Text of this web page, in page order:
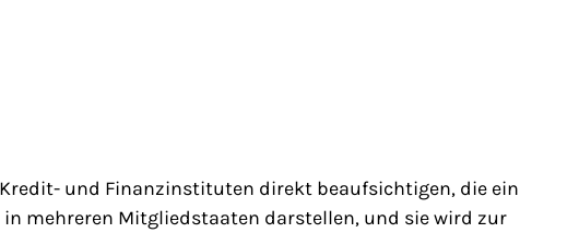
und Finanzinstituten direkt beaufsichtigen, die ein
mehreren Mitgliedstaaten darstellen, und sie wird zur